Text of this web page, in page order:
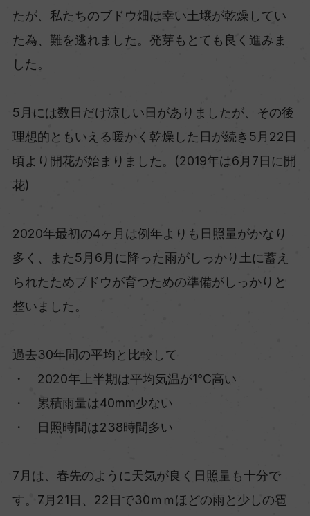
たが、私たちのブドウ畑は幸い土壌が乾燥してい
た為、難を逃れました。発芽もとても良く進みま
した。
5月には数日だけ涼しい日がありましたが、その後
理想的ともいえる暖かく乾燥した日が続き5月22日
頃より開花が始まりました。(2019年は6月7日に開
花)
2020年最初の4ヶ月は例年よりも日照量がかなり
多く、また5月6月に降った雨がしっかり土に蓄え
られたためブドウが育つための準備がしっかりと
整いました。
過去30年間の平均と比較して
・ 2020年上半期は平均気温が1℃高い
・ 累積雨量は40mm少ない
・ 日照時間は238時間多い
7月は、春先のように天気が良く日照量も十分で
す。7月21日、22日で30ｍｍほどの雨と少しの雹